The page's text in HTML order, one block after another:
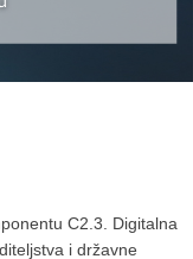
C2.3. Digitalna
i državne